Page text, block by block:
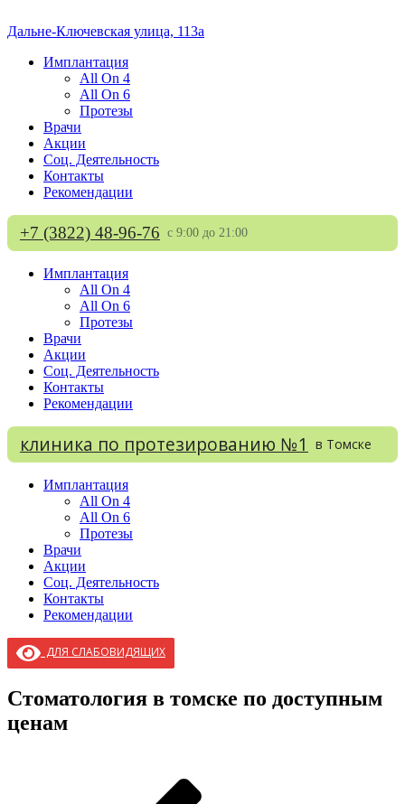
Дальне-Ключевская улица, 113а
Имплантация
All On 4
All On 6
Протезы
Врачи
Акции
Соц. Деятельность
Контакты
Рекомендации
+7 (3822) 48-96-76 с 9:00 до 21:00
Имплантация
All On 4
All On 6
Протезы
Врачи
Акции
Соц. Деятельность
Контакты
Рекомендации
клиника по протезированию №1 в Томске
Имплантация
All On 4
All On 6
Протезы
Врачи
Акции
Соц. Деятельность
Контакты
Рекомендации
ДЛЯ СЛАБОВИДЯЩИХ
Стоматология в томске по доступным
ценам